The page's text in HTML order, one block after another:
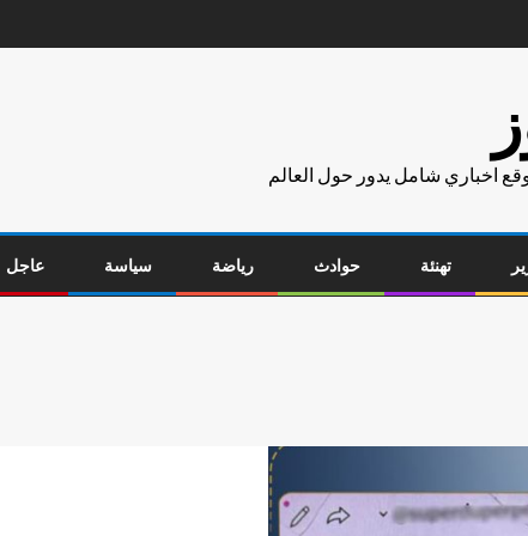
اخباري شامل يدور حول العالم
تهنئة حوادث رياضة سياسة عاجل